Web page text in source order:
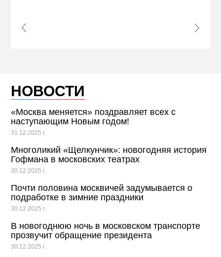
Slide
Next
НОВОСТИ
«Москва меняется» поздравляет всех с
наступающим Новым годом!
31.12.2025 г.
Многоликий «Щелкунчик»: новогодняя история
Гофмана в московских театрах
30.12.2025 г.
Почти половина москвичей задумывается о
подработке в зимние праздники
30.12.2025 г.
В новогоднюю ночь в московском транспорте
прозвучит обращение президента
30.12.2025 г.